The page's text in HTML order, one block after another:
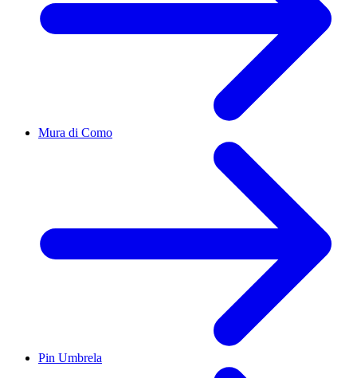
Mura di Como
Pin Umbrela